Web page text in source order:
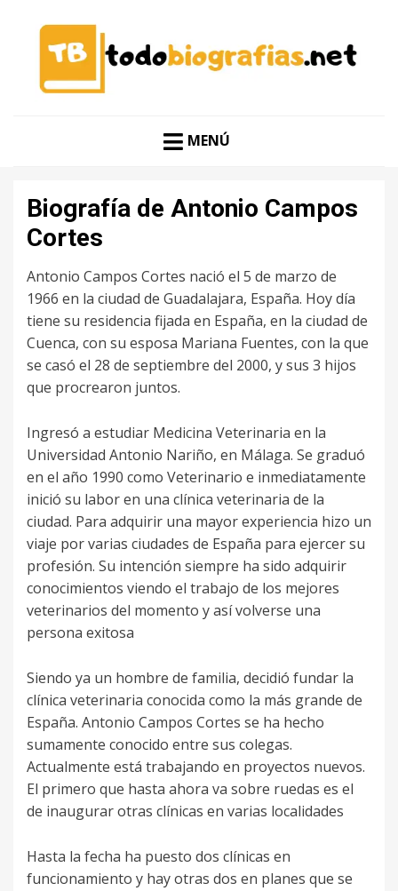
TODO BIOGRAFÍAS
MENÚ
Biografía de Antonio Campos
Cortes
Antonio Campos Cortes nació el 5 de marzo de
1966 en la ciudad de Guadalajara, España. Hoy día
tiene su residencia fijada en España, en la ciudad de
Cuenca, con su esposa Mariana Fuentes, con la que
se casó el 28 de septiembre del 2000, y sus 3 hijos
que procrearon juntos.
Ingresó a estudiar Medicina Veterinaria en la
Universidad Antonio Nariño, en Málaga. Se graduó
en el año 1990 como Veterinario e inmediatamente
inició su labor en una clínica veterinaria de la
ciudad. Para adquirir una mayor experiencia hizo un
viaje por varias ciudades de España para ejercer su
profesión. Su intención siempre ha sido adquirir
conocimientos viendo el trabajo de los mejores
veterinarios del momento y así volverse una
persona exitosa
Siendo ya un hombre de familia, decidió fundar la
clínica veterinaria conocida como la más grande de
España. Antonio Campos Cortes se ha hecho
sumamente conocido entre sus colegas.
Actualmente está trabajando en proyectos nuevos.
El primero que hasta ahora va sobre ruedas es el
de inaugurar otras clínicas en varias localidades
Hasta la fecha ha puesto dos clínicas en
funcionamiento y hay otras dos en planes que se